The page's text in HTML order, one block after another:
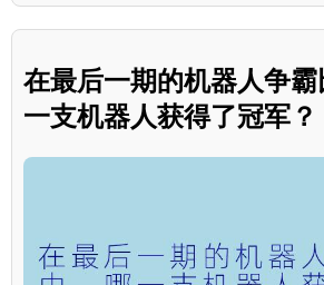
在最后一期的机器人争
一支机器人获得了冠军？